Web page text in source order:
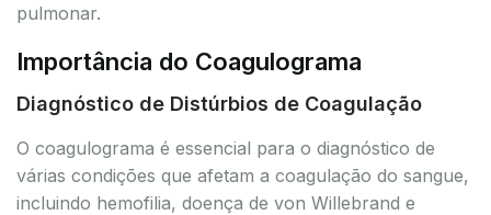
pulmonar.
Importância do Coagulograma
Diagnóstico de Distúrbios de Coagulação
O coagulograma é essencial para o diagnóstico de
várias condições que afetam a coagulação do sangue,
incluindo hemofilia, doença de von Willebrand e